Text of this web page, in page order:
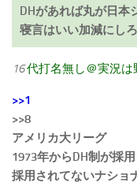
DHがあれば丸が日本
寝言はいい加減にしろ
16代打名無し＠実況は
>>1
>>8
アメリカ大リーグ
1973年からDH制が採
採用されてないナショ